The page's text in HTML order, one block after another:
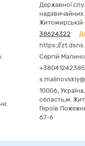
Державної
надзвичайних
Житомирській
38624322
https://
Сергій
10006, Україна,
область,м.
Героїв
67-б